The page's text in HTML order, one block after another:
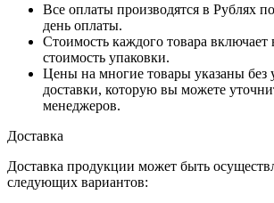
Все оплаты производятся в Рублях
день оплаты.
Стоимость каждого товара включает
стоимость упаковки.
Цены на многие товары указаны без
доставки, которую вы можете
менеджеров.
Доставка
Доставка продукции может быть
следующих вариантов: